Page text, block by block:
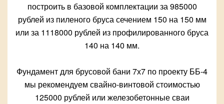
построить в базовой комплектации за 985000
рублей из пиленого бруса сечением 150 на 150 мм
или за 1118000 рублей из профилированного бруса
140 на 140 мм.
Фундамент для брусовой бани 7х7 по проекту ББ-4
мы рекомендуем свайно-винтовой стоимостью
125000 рублей или железобетонные сваи